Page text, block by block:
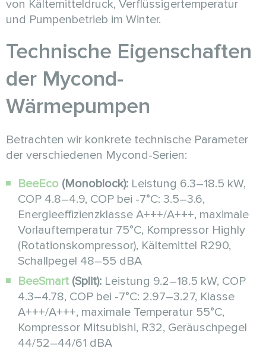
von Kältemitteldruck, Verflüssigertemperatur
und Pumpenbetrieb im Winter.
Technische Eigenschaften
der Mycond-
Wärmepumpen
Betrachten wir konkrete technische Parameter
der verschiedenen Mycond-Serien:
BeeEco (Monoblock): Leistung 6.3–18.5 kW,
COP 4.8–4.9, COP bei -7°C: 3.5–3.6,
Energieeffizienzklasse A+++/A+++, maximale
Vorlauftemperatur 75°C, Kompressor Highly
(Rotationskompressor), Kältemittel R290,
Schallpegel 48–55 dBA
BeeSmart (Split): Leistung 9.2–18.5 kW, COP
4.3–4.78, COP bei -7°C: 2.97–3.27, Klasse
A+++/A+++, maximale Temperatur 55°C,
Kompressor Mitsubishi, R32, Geräuschpegel
44/52–44/61 dBA